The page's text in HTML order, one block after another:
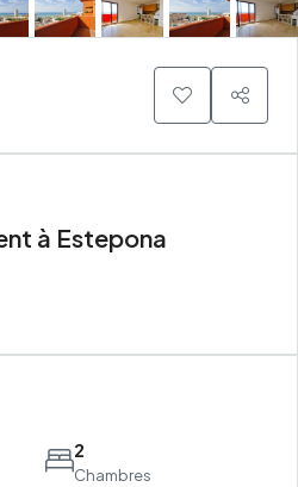
à Estepona
2
Chambres